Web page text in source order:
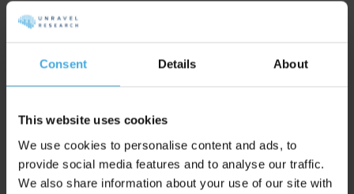
Consent Details About
This website uses cookies
We use cookies to personalise content and ads, to
provide social media features and to analyse our traffic.
We also share information about your use of our site with
Aankomende webinar 👇
"Waarom je brand tracker liegt"
Slechts 300 plekken beschikbaar,woensdag 2 september,
12:00 uur